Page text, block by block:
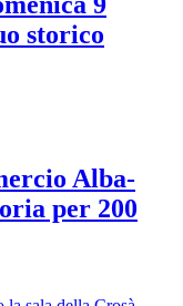
storico
Alba-
per 200